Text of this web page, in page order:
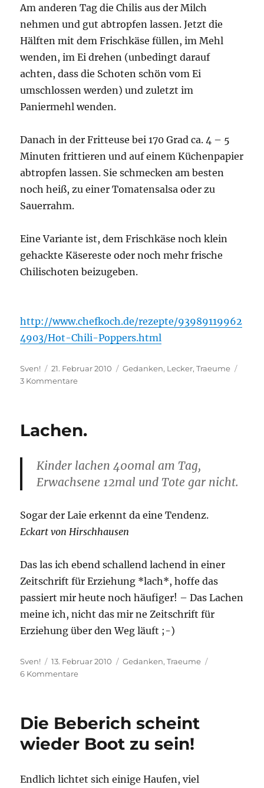
Am anderen Tag die Chilis aus der Milch
nehmen und gut abtropfen lassen. Jetzt die
Hälften mit dem Frischkäse füllen, im Mehl
wenden, im Ei drehen (unbedingt darauf
achten, dass die Schoten schön vom Ei
umschlossen werden) und zuletzt im
Paniermehl wenden.
Danach in der Fritteuse bei 170 Grad ca. 4 – 5
Minuten frittieren und auf einem Küchenpapier
abtropfen lassen. Sie schmecken am besten
noch heiß, zu einer Tomatensalsa oder zu
Sauerrahm.
Eine Variante ist, dem Frischkäse noch klein
gehackte Käsereste oder noch mehr frische
Chilischoten beizugeben.
http://www.chefkoch.de/rezepte/93989119962
4903/Hot-Chili-Poppers.html
Autor
Sven!
Veröffentlicht
am
21. Februar 2010 Kategorien
Gedanken, Lecker,Traeume
3 Kommentarezu
Lachen.
Kinder lachen 400mal am Tag,
Erwachsene 12mal und Tote gar nicht.
Sogar der Laie erkennt da eine Tendenz.
Eckart von Hirschhausen
Das las ich ebend schallend lachend in einer
Zeitschrift für Erziehung *lach*, hoffe das
passiert mir heute noch häufiger! – Das Lachen
meine ich, nicht das mir ne Zeitschrift für
Erziehung über den Weg läuft ;-)
Autor
Sven!
Veröffentlicht
am
13. Februar 2010 Kategorien
Gedanken,Traeume
6 Kommentarezu
Die Beberich scheint
wieder Boot zu sein!
Endlich lichtet sich einige Haufen, viel